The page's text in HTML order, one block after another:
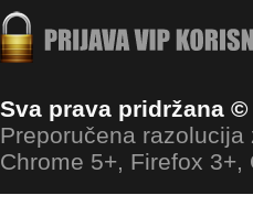
Sva prava pridržana
Preporučena
Chrome 5+, Firefox